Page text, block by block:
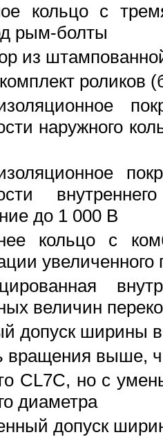
кольцо с
рым-болты
из
роликов
наружного
до 1 000 В
кольцо с
увеличенного
величин
допуск ширины
вращения выше,
CL7C, но с
диаметра
допуск